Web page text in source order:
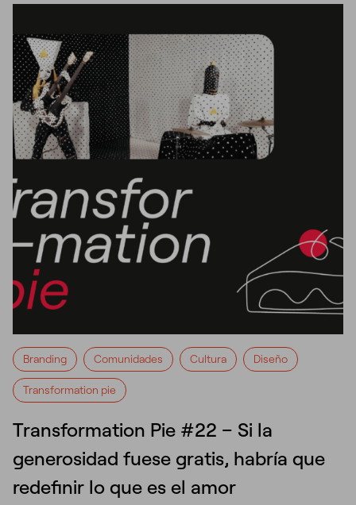
Branding Comunidades Cultura Diseño
Transformation pie
Transformation Pie #22 – Si la
generosidad fuese gratis, habría que
redefinir lo que es el amor